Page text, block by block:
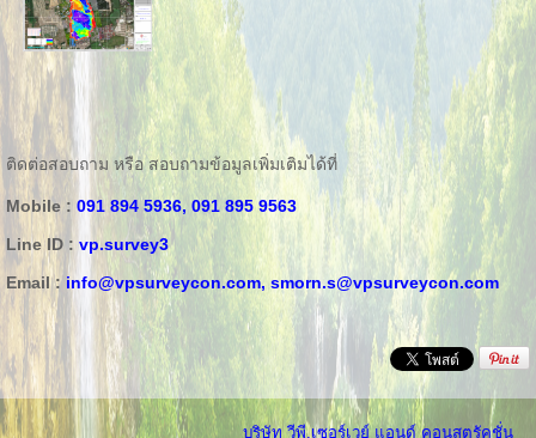
ติดต่อสอบถาม หรือ สอบถามข้อมูลเพิ่มเติมได้ที่
Mobile : 091 894 5936, 091 895 9563
Line ID : vp.survey3
Email : info@vpsurveycon.com, smorn.s@vpsurveycon.com
บริษัท วีพี.เซอร์เวย์ แอนด์ คอนสตรัคชั่น